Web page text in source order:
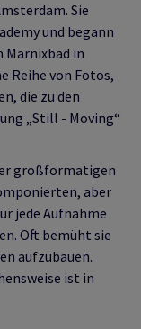
Sie
und begann
in
Reihe von Fotos,
die zu den
„Still - Moving“
großformatigen
aber
jede Aufnahme
Oft bemüht sie
aufzubauen.
ist in